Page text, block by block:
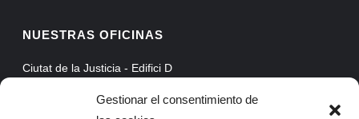
Gestionar el consentimiento de
NUESTRAS OFICINAS
Ciutat de la Justicia - Edifici D